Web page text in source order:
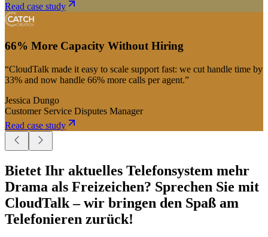
Read case study
66% More Capacity Without Hiring
“CloudTalk made it easy to scale support fast: we cut handle time by
33% and now handle 66% more calls per agent.”
Jessica Dungo
Customer Service Disputes Manager
Read case study
Bietet Ihr aktuelles Telefonsystem mehr
Drama als Freizeichen? Sprechen Sie mit
CloudTalk – wir bringen den Spaß am
Telefonieren zurück!